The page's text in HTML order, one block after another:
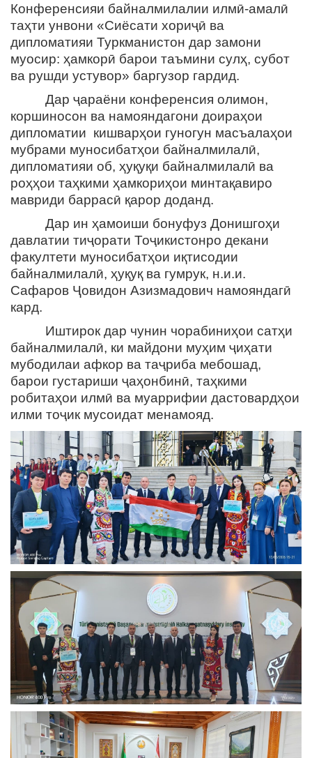
Конференсияи байналмилалии илмӣ-амалӣ
таҳти унвони «Сиёсати хориҷӣ ва
дипломатияи Туркманистон дар замони
муосир: ҳамкорӣ барои таъмини сулҳ, субот
ва рушди устувор» баргузор гардид.
Дар ҷараёни конференсия олимон,
коршиносон ва намояндагони доираҳои
дипломатии кишварҳои гуногун масъалаҳои
мубрами муносибатҳои байналмилалӣ,
дипломатияи об, ҳуқуқи байналмилалӣ ва
роҳҳои таҳкими ҳамкориҳои минтақавиро
мавриди баррасӣ қарор доданд.
Дар ин ҳамоиши бонуфуз Донишгоҳи
давлатии тиҷорати Тоҷикистонро декани
факултети муносибатҳои иқтисодии
байналмилалӣ, ҳуқуқ ва гумрук, н.и.и.
Сафаров Ҷовидон Азизмадович намояндагӣ
кард.
Иштирок дар чунин чорабиниҳои сатҳи
байналмилалӣ, ки майдони муҳим ҷиҳати
мубодилаи афкор ва таҷриба мебошад,
барои густариши ҷаҳонбинӣ, таҳкими
робитаҳои илмӣ ва муаррифии дастовардҳои
илми тоҷик мусоидат менамояд.